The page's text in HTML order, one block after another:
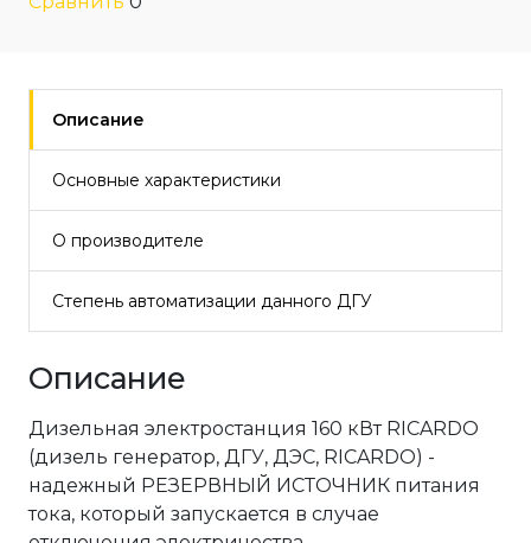
Описание
Основные характеристики
О производителе
Степень автоматизации данного ДГУ
Описание
Дизельная электростанция 160 кВт RICARDO
(дизель генератор, ДГУ, ДЭС, RICARDO) -
надежный РЕЗЕРВНЫЙ ИСТОЧНИК питания
тока, который запускается в случае